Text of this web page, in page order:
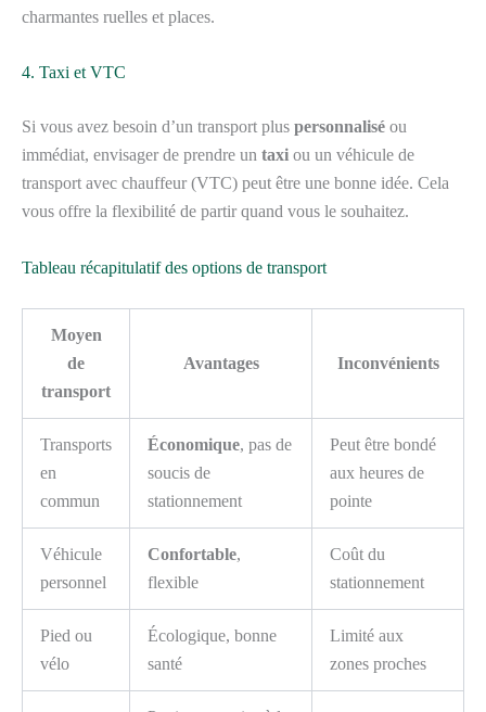
charmantes ruelles et places.
4. Taxi et VTC
Si vous avez besoin d’un transport plus personnalisé ou
immédiat, envisager de prendre un taxi ou un véhicule de
transport avec chauffeur (VTC) peut être une bonne idée. Cela
vous offre la flexibilité de partir quand vous le souhaitez.
Tableau récapitulatif des options de transport
Moyen
de
transport
Avantages Inconvénients
Transports
en
commun
Économique, pas de
soucis de
stationnement
Peut être bondé
aux heures de
pointe
Véhicule
personnel
Confortable,
flexible
Coût du
stationnement
Pied ou
vélo
Écologique, bonne
santé
Limité aux
zones proches